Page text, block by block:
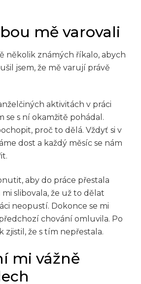
mě varovali
několik známých říkalo, abych
jsem, že mě varují právě
aktivitách v práci
se s ní okamžitě pohádal.
proč to dělá. Vždyť si v
dost a každý měsíc se nám
aby do práce přestala
slibovala, že už to dělat
neopustí. Dokonce se mi
chování omluvila. Po
zjistil, že s tím nepřestala.
mi vážně